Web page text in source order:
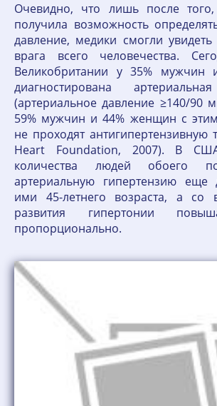
Очевидно, что лишь после
получила возможность
давление, медики смогли
врага всего человечества.
Великобритании у 35%
диагностирована
(артериальное давление ≥140/90
59% мужчин и 44% женщин с
не проходят антигипертензивную
Heart Foundation, 2007). В
количества людей обоего
артериальную гипертензию еще
ими 45-летнего возраста, а со
развития гипертонии
пропорционально.